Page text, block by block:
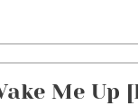
Me Up